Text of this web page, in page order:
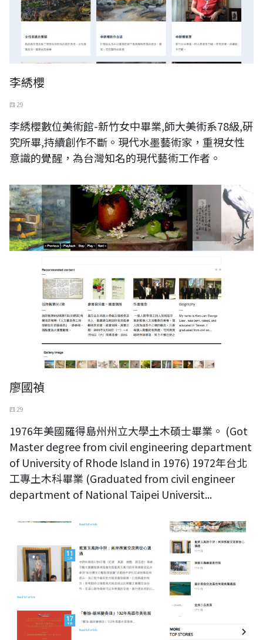
李綉櫻
四 29
李綉櫻數位美術館-新竹女中畢業,師大美術系78級,硏
究所畢,持續創作不斷。現代水墨藝術家，重視女性
意識的覺醒，為台灣知名的現代藝術工作者。
廖國禎
四 29
1976年美國羅得島州州立大學土木碩士畢業。 (Got
Master degree from civil engineering department
of University of Rhode Island in 1976) 1972年台北
工專土木科畢業 (Graduated from civil engineer
department of National Taipei Universit...